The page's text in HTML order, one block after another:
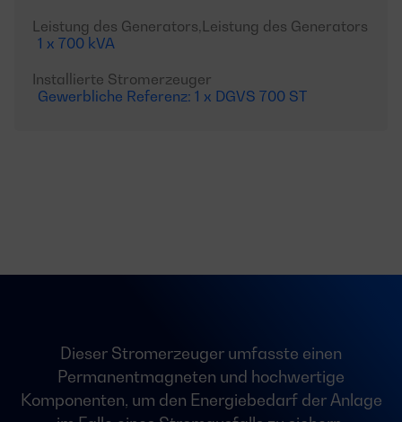
Leistung des Generators,Leistung des Generators
1 x 700 kVA
Installierte Stromerzeuger
Gewerbliche Referenz: 1 x DGVS 700 ST
Dieser Stromerzeuger umfasste einen
Permanentmagneten und hochwertige
Komponenten, um den Energiebedarf der Anlage